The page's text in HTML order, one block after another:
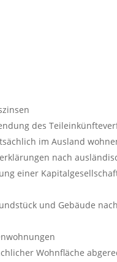
des
im Ausland
nach
einer
und Gebäude
Wohnfläche